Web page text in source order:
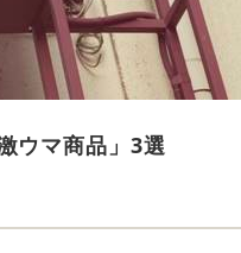
ウマ商品」3選